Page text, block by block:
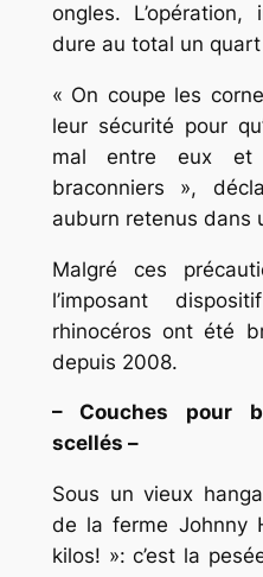
ongles. L’opération,
dure au total un quart
« On coupe les
leur sécurité pour
mal entre eux et
braconniers »,
auburn retenus dans
Malgré ces
l’imposant
rhinocéros ont été
depuis 2008.
– Couches pour
scellés –
Sous un vieux
de la ferme Johnny
kilos! »: c’est la